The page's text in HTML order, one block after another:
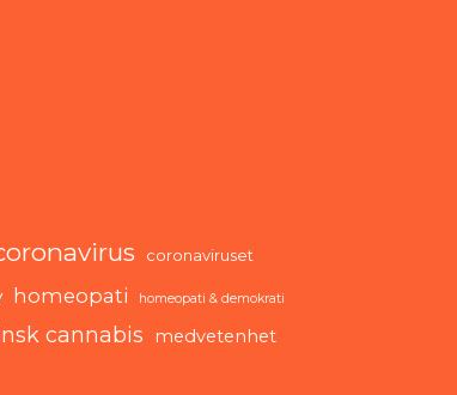
coronaviruset
homeopati homeopati & demokrati
cannabis medvetenhet